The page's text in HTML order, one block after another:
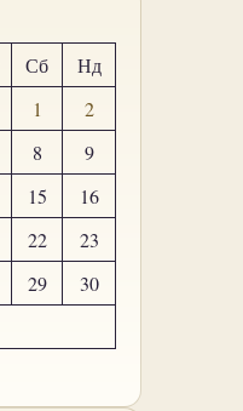
Сб
Нд
1
2
8
9
15
16
22
23
29
30